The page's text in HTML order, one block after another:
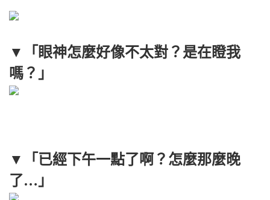
▼「眼神怎麼好像不太對？是在瞪我
嗎？」
▼「已經下午一點了啊？怎麼那麼晚
了…」